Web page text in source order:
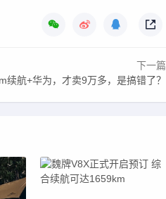
下一篇
续航+华为，才卖9万多，是搞错了？